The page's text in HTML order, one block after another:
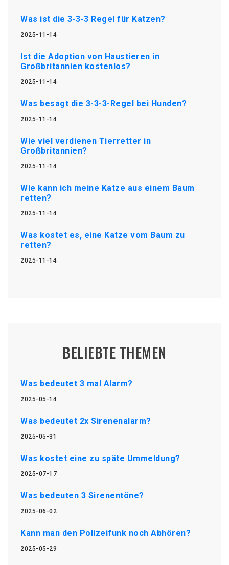
Was ist die 3-3-3 Regel für Katzen?
2025-11-14
Ist die Adoption von Haustieren in
Großbritannien kostenlos?
2025-11-14
Was besagt die 3-3-3-Regel bei Hunden?
2025-11-14
Wie viel verdienen Tierretter in
Großbritannien?
2025-11-14
Wie kann ich meine Katze aus einem Baum
retten?
2025-11-14
Was kostet es, eine Katze vom Baum zu
retten?
2025-11-14
BELIEBTE THEMEN
Was bedeutet 3 mal Alarm?
2025-05-14
Was bedeutet 2x Sirenenalarm?
2025-05-31
Was kostet eine zu späte Ummeldung?
2025-07-17
Was bedeuten 3 Sirenentöne?
2025-06-02
Kann man den Polizeifunk noch Abhören?
2025-05-29